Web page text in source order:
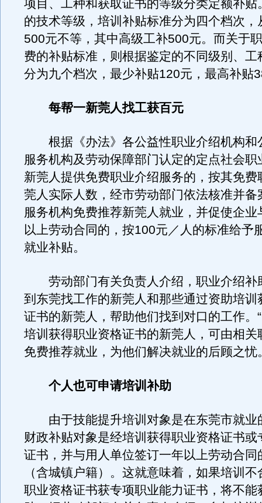
项目、工种和获取证书的等级分类定额补贴
的技术等级，培训补贴标准分为四个档次，
500元不等，其中高级工补500元。而关于
费的补贴标准，则根据鉴定的不同级别、工
分为九个档次，最少补贴120元，最高补贴
每帮一新莞人找工获百元
根据《办法》各公益性职业介绍机构和
服务机构及劳动保障部门认定的定点社会职
新莞人提供免费职业介绍服务的，按其免费
莞人实际人数，经市劳动部门依法核准并备
服务机构免费推荐新莞人就业，并促使企业
以上劳动合同的，按100元／人的标准给予
就业补贴。
劳动部门有关负责人介绍，职业介绍补
到东莞找工作的新莞人和那些通过资助培训
证书的新莞人，帮助他们找到对口的工作。
培训获得职业资格证书的新莞人，可由相关
免费推荐就业，为他们解决就业的后顾之忧
个人也可申请培训补助
由于技能提升培训对象是在东莞市就业
财政补贴对象是经培训获得职业资格证书或
证书，并与用人单位签订一年以上劳动合同
（含城镇户籍）。这就意味着，如果培训
职业资格证书获专项职业能力证书，将不能